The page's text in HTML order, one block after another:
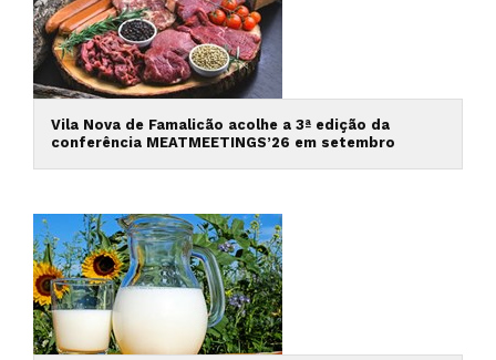
Vila Nova de Famalicão acolhe a 3ª edição da
conferência MEATMEETINGS’26 em setembro